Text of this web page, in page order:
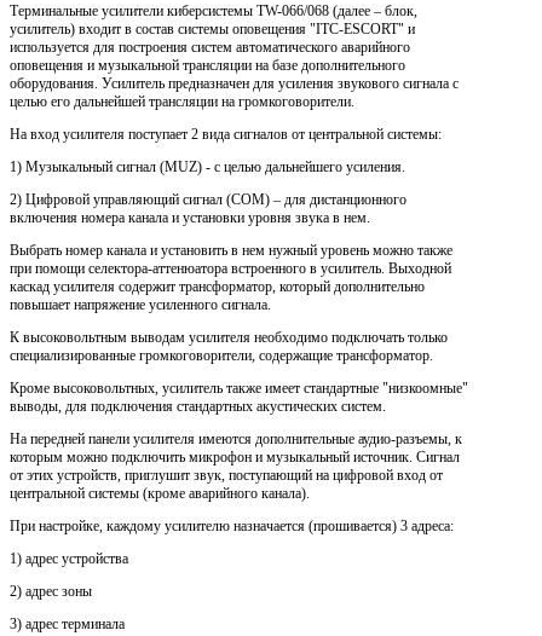
Терминальные усилители киберсистемы TW-066/068 (далее – блок,
усилитель) входит в состав системы оповещения "ITC-ESCORT" и
используется для построения систем автоматического аварийного
оповещения и музыкальной трансляции на базе дополнительного
оборудования. Усилитель предназначен для усиления звукового сигнала с
целью его дальнейшей трансляции на громкоговорители.
На вход усилителя поступает 2 вида сигналов от центральной системы:
1) Музыкальный сигнал (MUZ) - с целью дальнейшего усиления.
2) Цифровой управляющий сигнал (COM) – для дистанционного
включения номера канала и установки уровня звука в нем.
Выбрать номер канала и установить в нем нужный уровень можно также
при помощи селектора-аттенюатора встроенного в усилитель. Выходной
каскад усилителя содержит трансформатор, который дополнительно
повышает напряжение усиленного сигнала.
К высоковольтным выводам усилителя необходимо подключать только
специализированные громкоговорители, содержащие трансформатор.
Кроме высоковольтных, усилитель также имеет стандартные "низкоомные"
выводы, для подключения стандартных акустических систем.
На передней панели усилителя имеются дополнительные аудио-разъемы, к
которым можно подключить микрофон и музыкальный источник. Сигнал
от этих устройств, приглушит звук, поступающий на цифровой вход от
центральной системы (кроме аварийного канала).
При настройке, каждому усилителю назначается (прошивается) 3 адреса:
1) адрес устройства
2) адрес зоны
3) адрес терминала